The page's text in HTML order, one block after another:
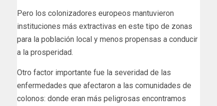
Pero los colonizadores europeos mantuvieron
instituciones más extractivas en este tipo de zonas
para la población local y menos propensas a conducir
a la prosperidad.
Otro factor importante fue la severidad de las
enfermedades que afectaron a las comunidades de
colonos: donde eran más peligrosas encontramos